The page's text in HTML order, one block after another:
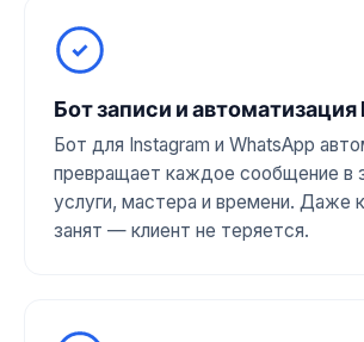
Бот записи и автоматизация
Бот для Instagram и WhatsApp
превращает каждое сообщение в
услуги, мастера и времени. Даже
занят — клиент не теряется.